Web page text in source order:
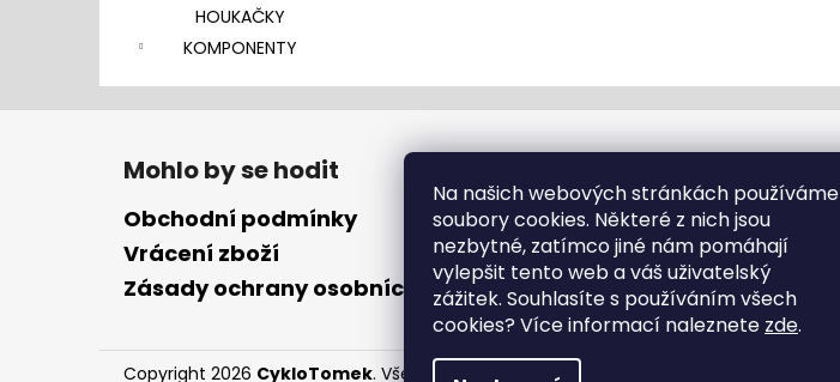
Na našich webových stránkách používáme
soubory cookies. Některé z nich jsou
nezbytné, zatímco jiné nám pomáhají
vylepšit tento web a váš uživatelský
zážitek. Souhlasíte s používáním všech
cookies? Více informací naleznete zde.
HOUKAČKY
KOMPONENTY
Z
Mohlo by se hodit
Obchodní podmínky
Vrácení zboží
Zásady ochrany osobních údajů
Copyright 2026 CykloTomek. Všechna práva vyhrazena.